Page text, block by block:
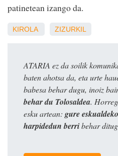
patinetean izango da.
KIROLA ZIZURKIL
ATARIA ez da soilik
baten ahotsa da, eta urte
babesa behar dugu, inoiz
behar du Tolosaldea.
esku artean: gure
harpidedun berribehar